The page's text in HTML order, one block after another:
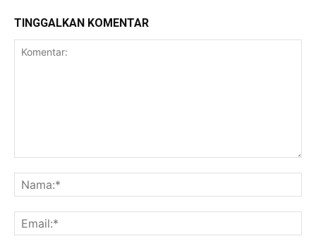
TINGGALKAN KOMENTAR